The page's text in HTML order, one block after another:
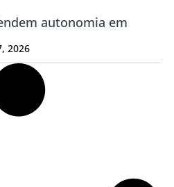
autonomia em
2026